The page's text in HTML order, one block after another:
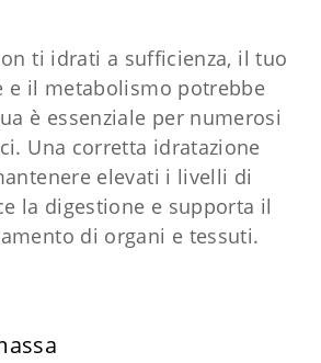
ti idrati a sufficienza, il tuo
e il metabolismo potrebbe
è essenziale per numerosi
Una corretta idratazione
elevati i livelli di
la digestione e supporta il
di organi e tessuti.